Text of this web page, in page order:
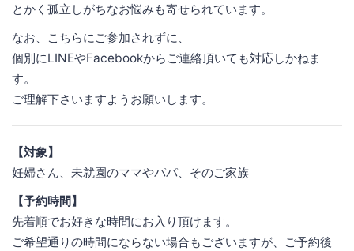
とかく孤立しがちなお悩みも寄せられています。
なお、こちらにご参加されずに、
個別にLINEやFacebookからご連絡頂いても対応しかねま
す。
ご理解下さいますようお願いします。
【対象】
妊婦さん、未就園のママやパパ、そのご家族
【予約時間】
先着順でお好きな時間にお入り頂けます。
ご希望通りの時間にならない場合もございますが、ご予約後